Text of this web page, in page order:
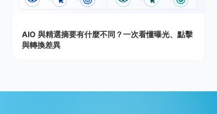
AIO 與精選摘要有什麼不同？一次看懂曝光、點擊
與轉換差異